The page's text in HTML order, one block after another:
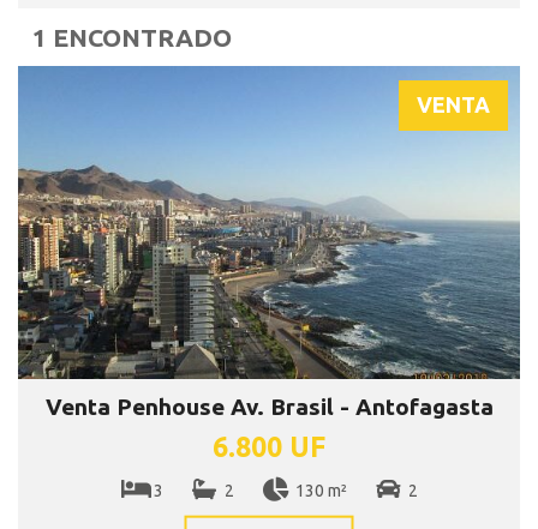
1 ENCONTRADO
VENTA
Venta Penhouse Av. Brasil - Antofagasta
6.800 UF
3 2 130 m² 2